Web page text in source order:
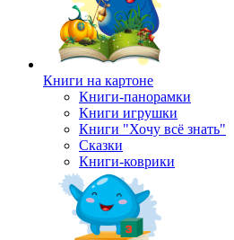
Книги на картоне
Книги-панорамки
Книги игрушки
Книги "Хочу всё знать"
Сказки
Книги-коврики